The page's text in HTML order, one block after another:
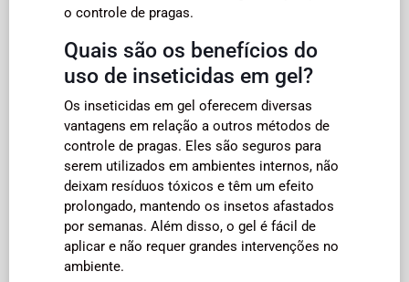
o controle de pragas.
Quais são os benefícios do
uso de inseticidas em gel?
Os inseticidas em gel oferecem diversas
vantagens em relação a outros métodos de
controle de pragas. Eles são seguros para
serem utilizados em ambientes internos, não
deixam resíduos tóxicos e têm um efeito
prolongado, mantendo os insetos afastados
por semanas. Além disso, o gel é fácil de
aplicar e não requer grandes intervenções no
ambiente.